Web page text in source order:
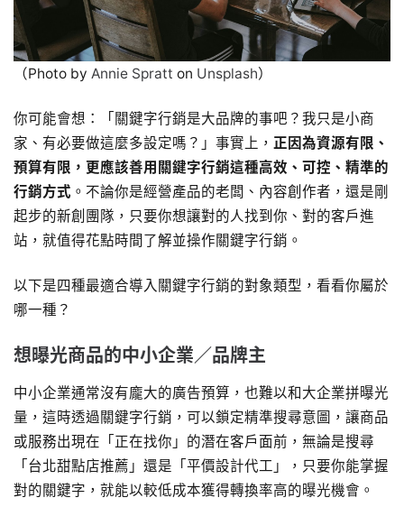
（Photo by Annie Spratt on Unsplash）
你可能會想：「關鍵字行銷是大品牌的事吧？我只是小商
家、有必要做這麼多設定嗎？」事實上， 正因為資源有限、
預算有限，更應該善用關鍵字行銷這種高效、可控、精準的
行銷方式 。不論你是經營產品的老闆、內容創作者，還是剛
起步的新創團隊，只要你想讓對的人找到你、對的客戶進
站，就值得花點時間了解並操作關鍵字行銷。
以下是四種最適合導入關鍵字行銷的對象類型，看看你屬於
哪一種？
想曝光商品的中小企業／品牌主
中小企業通常沒有龐大的廣告預算，也難以和大企業拼曝光
量，這時透過關鍵字行銷，可以鎖定精準搜尋意圖，讓商品
或服務出現在「正在找你」的潛在客戶面前，無論是搜尋
「台北甜點店推薦」還是「平價設計代工」，只要你能掌握
對的關鍵字，就能以較低成本獲得轉換率高的曝光機會。